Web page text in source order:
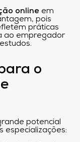
online em
pois
práticas
ao empregador
o
potencial
especializações: